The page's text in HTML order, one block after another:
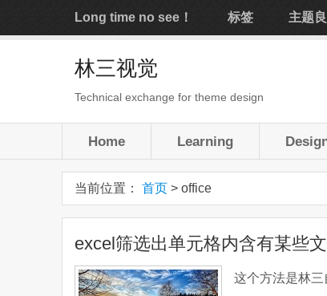
Long time no see！ 标签 主题
林三视觉
Technical exchange for theme design
Home Learning
当前位置： 首页 > office
excel筛选出单元格内含有某些
这个方法是林